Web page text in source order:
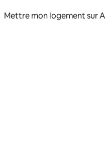
Mettre mon logement sur